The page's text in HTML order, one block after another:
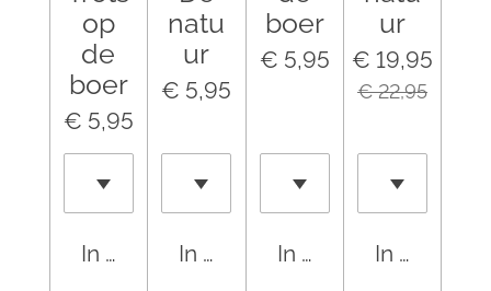
op
de
boer
€ 5,95
In winkelwagen
natu
ur
€ 5,95
In winkelwagen
boer
€ 5,95
In winkelwagen
ur
€ 19,95
€ 22,95
In